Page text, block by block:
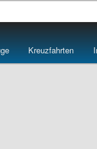
Kreuzfahrten